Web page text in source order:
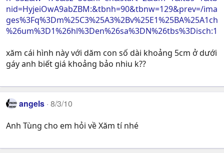
nid=HyjeiOwA9abZBM:&tbnh=90&tbnw=129&prev=/ima
ges%3Fq%3Dm%25C3%25A3%2Bv%25E1%25BA%25A1ch
%26um%3D1%26hl%3Den%26sa%3DN%26tbs%3Disch:1
xăm cái hình này với dăm con số dài khoảng 5cm ở dưới
gáy anh biết giá khoảng bảo nhiu k??
angels 8/3/10
Anh Tùng cho em hỏi về Xăm tí nhé